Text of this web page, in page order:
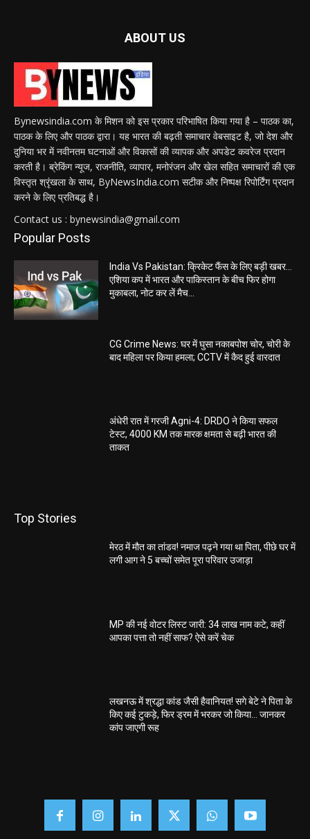
ABOUT US
Bynewsindia.com के मिशन को इस प्रकार परिभाषित किया गया है – पाठक का,
पाठक के लिए और पाठक द्वारा। यह भारत की बढ़ती समाचार वेबसाइट है, जो देश और
दुनिया भर में नवीनतम घटनाओं और विकासों की व्यापक और अपडेट कवरेज प्रदान
करती है। ब्रेकिंग न्यूज, राजनीति, व्यापार, मनोरंजन और खेल सहित समाचारों की एक
विस्तृत श्रृंखला के साथ, ByNewsIndia.com सटीक और निष्पक्ष रिपोर्टिंग प्रदान
करने के लिए प्रतिबद्ध है।
Contact us : bynewsindia@gmail.com
Popular Posts
India Vs Pakistan: क्रिकेट फैंस के लिए बड़ी खबर…
एशिया कप में भारत और पाकिस्तान के बीच फिर होगा
मुकाबला, नोट कर लें मैच...
CG Crime News: घर में घुसा नकाबपोश चोर, चोरी के
बाद महिला पर किया हमला; CCTV में कैद हुई वारदात
अंधेरी रात में गरजी Agni-4: DRDO ने किया सफल
टेस्ट, 4000 KM तक मारक क्षमता से बढ़ी भारत की
ताकत
Top Stories
मेरठ में मौत का तांडव! नमाज पढ़ने गया था पिता, पीछे घर में
लगी आग ने 5 बच्चों समेत पूरा परिवार उजाड़ा
MP की नई वोटर लिस्ट जारी: 34 लाख नाम कटे, कहीं
आपका पत्ता तो नहीं साफ? ऐसे करें चेक
लखनऊ में श्रद्धा कांड जैसी हैवानियत! सगे बेटे ने पिता के
किए कई टुकड़े, फिर ड्रम में भरकर जो किया… जानकर
कांप जाएगी रूह